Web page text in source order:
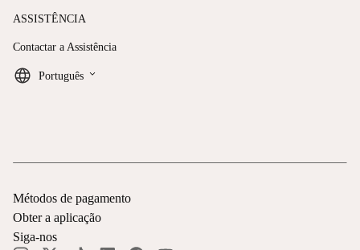
ASSISTÊNCIA
Contactar a Assistência
Português keyboard_arrow_down
Métodos de pagamento
Obter a aplicação
Siga-nos